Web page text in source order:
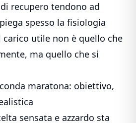
recupero tendono ad
spesso la fisiologia
carico utile non è quello che
ma quello che si
maratona: obiettivo,
sensata e azzardo sta